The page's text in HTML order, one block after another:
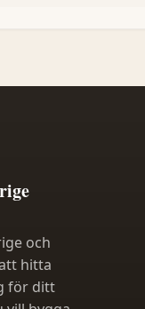
och
hitta
för ditt